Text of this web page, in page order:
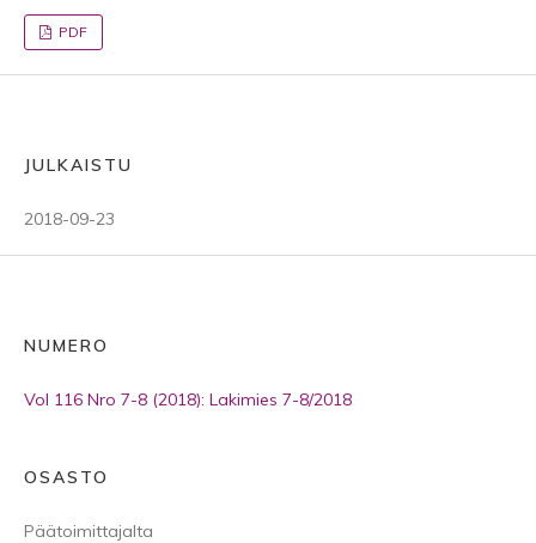
PDF
JULKAISTU
2018-09-23
NUMERO
Vol 116 Nro 7-8 (2018): Lakimies 7-8/2018
OSASTO
Päätoimittajalta